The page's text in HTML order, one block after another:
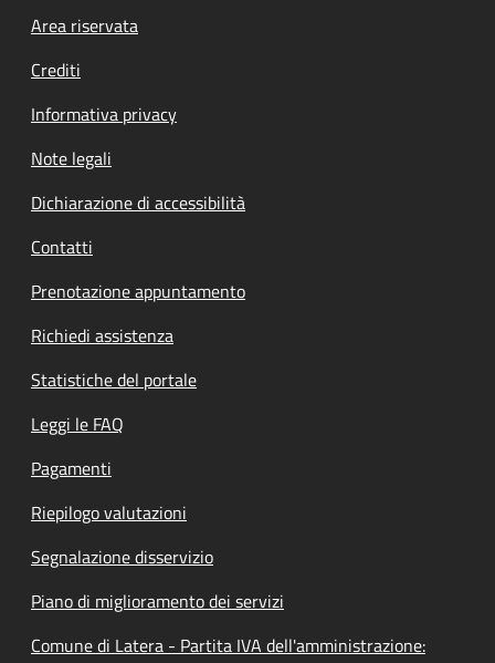
Footer menu
Area riservata
Crediti
Informativa privacy
Note legali
Dichiarazione di accessibilità
Contatti
Prenotazione appuntamento
Richiedi assistenza
Statistiche del portale
Leggi le FAQ
Pagamenti
Riepilogo valutazioni
Segnalazione disservizio
Piano di miglioramento dei servizi
Comune di Latera - Partita IVA dell'amministrazione: